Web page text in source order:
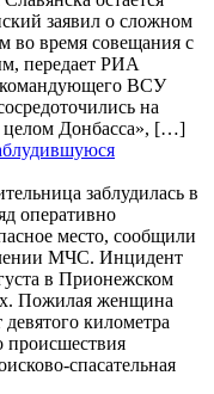
заявил о сложном
время совещания с
передает РИА
ВСУ
на
целом Донбасса», […]
заблудилась в
оперативно
место, сообщили
МЧС. Инцидент
в Прионежском
Пожилая женщина
девятого километра
происшествия
спасательная